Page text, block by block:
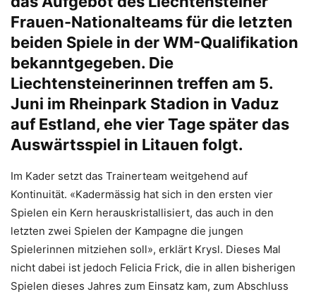
Frauen-Nationalteams für die letzten
beiden Spiele in der WM-Qualifikation
bekanntgegeben. Die
Liechtensteinerinnen treffen am 5.
Juni im Rheinpark Stadion in Vaduz
auf Estland, ehe vier Tage später das
Auswärtsspiel in Litauen folgt.
Im Kader setzt das Trainerteam weitgehend auf
Kontinuität. «Kadermässig hat sich in den ersten vier
Spielen ein Kern herauskristallisiert, das auch in den
letzten zwei Spielen der Kampagne die jungen
Spielerinnen mitziehen soll», erklärt Krysl. Dieses Mal
nicht dabei ist jedoch Felicia Frick, die in allen bisherigen
Spielen dieses Jahres zum Einsatz kam, zum Abschluss